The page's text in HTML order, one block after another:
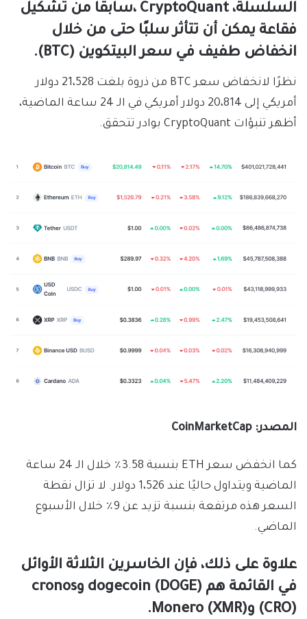
السلسلة، CryptoQuant ،سابقًا من تشكيل
فقاعة يمكن أن تتأثر سلبًا حتى من خلال
انخفاض طفيف في سعر البيتكوين (BTC).
نظرًا لانخفاض سعر BTC من ذروة بلغت 21،528 دولار
أمريكي إلى 20،814 دولار أمريكي في الـ 24 ساعة الماضية،
أظهر تنبؤات CryptoQuant بوادر تتحقق.
المصدر: CoinMarketCap
كما انخفض سعر ETH بنسبة 3.58٪ خلال الـ 24 ساعة
الماضية ويتداول حاليًا عند 1،526 دولار. لا تزال نقطة
السعر هذه مرتفعة بنسبة تزيد عن 9٪ خلال الأسبوع
الماضي.
علاوة على ذلك، فإن الخاسرين الثلاثة الأوائل
في القائمة هم dogecoin (DOGE) وcronos
(CRO) وMonero (XMR).